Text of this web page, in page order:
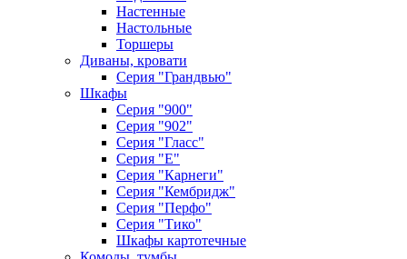
Настенные
Настольные
Торшеры
Диваны, кровати
Серия "Грандвью"
Шкафы
Серия "900"
Серия "902"
Серия "Гласс"
Серия "Е"
Серия "Карнеги"
Серия "Кембридж"
Серия "Перфо"
Серия "Тико"
Шкафы картотечные